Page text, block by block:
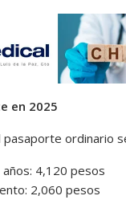
en 2025
ordinario
4,120 pesos
2,060 pesos